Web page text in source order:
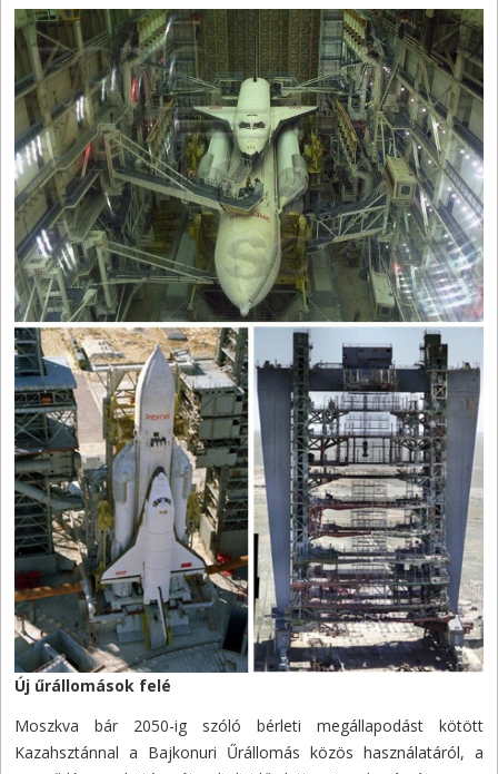
Új űrállomások felé
Moszkva bár 2050-ig szóló bérleti megállapodást kötött
Kazahsztánnal a Bajkonuri Űrállomás közös használatáról, a